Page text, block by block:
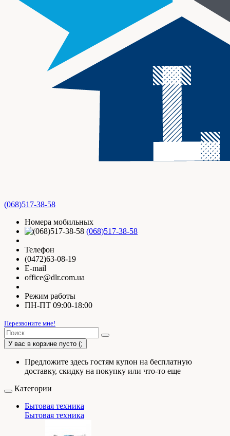
(068)517-38-58
Номера мобильных
(068)517-38-58
Телефон
(0472)63-08-19
E-mail
office@dlr.com.ua
Режим работы
ПН-ПТ 09:00-18:00
Перезвоните мне!
У вас в корзине пусто (;
Предложите здесь гостям купон на бесплатную
доставку, скидку на покупку или что-то еще
Категории
Бытовая техника
Бытовая техника